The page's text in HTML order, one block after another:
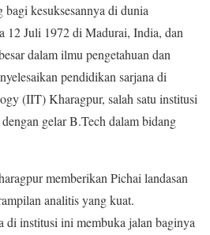
kesuksesannya di dunia
12 Juli 1972 di Madurai, India, dan
dalam ilmu pengetahuan dan
pendidikan sarjana di
(IIT) Kharagpur, salah satu institusi
gelar B.Tech dalam bidang
memberikan Pichai landasan
analitis yang kuat.
di institusi ini membuka jalan baginya